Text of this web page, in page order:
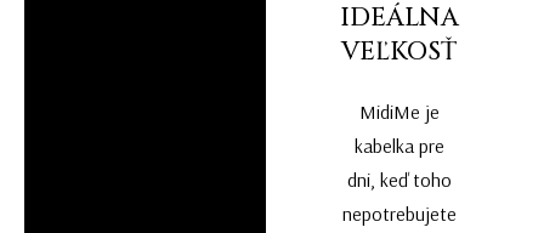
IDEÁLNA
VEĽKOSŤ
MidiMe je
kabelka pre
dni, keď toho
nepotrebujete